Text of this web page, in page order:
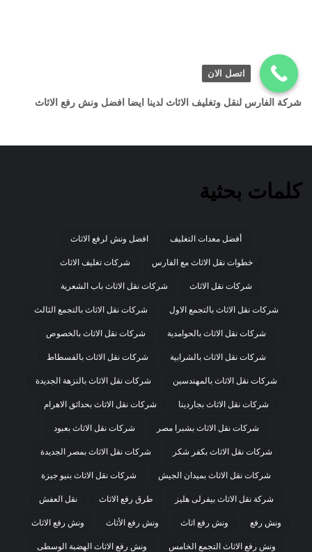
شركة الفارس لنقل وتغليف الاثاث لدينا ايضا افضل ونش رفع الاثاث
كلمات بحثية
أفضل معدات التغليف افضل ونش لرفع الاثاث
خطوات نقل الاثاث مع الفارس شركات تغليف الاثاث
شركات نقل الاثاث شركات نقل الاثاث باب الشعرية
شركات نقل الاثاث بالتجمع الاول شركات نقل الاثاث بالتجمع الثالث
شركات نقل الاثاث بالحوامدية شركات نقل الاثاث بالخصوص
شركات نقل الاثاث بالشرابية شركات نقل الاثاث بالفسطاط
شركات نقل الاثاث بالمهندسين شركات نقل الاثاث بالنزهة الجديدة
شركات نقل الاثاث بجاردينا شركات نقل الاثاث بحدائق الاهرام
شركات نقل الاثاث بشبرا مصر شركات نقل الاثاث بعبود
شركات نقل الاثاث بكفر شكر شركات نقل الاثاث بمصر الجديدة
شركات نقل الاثاث بميدان الجيش شركات نقل الاثاث بنيو جيزة
شركة نقل الاثاث بيفرلى هليز طرق رفع الاثاث نقل العفش
ونش رفع ونش رفع اثاث ونش رفع الأثاث ونش رفع الاثاث
ونش رفع الاثاث التجمع الخامس ونش رفع الاثاث الهضبة الوسطى
اتصل الان